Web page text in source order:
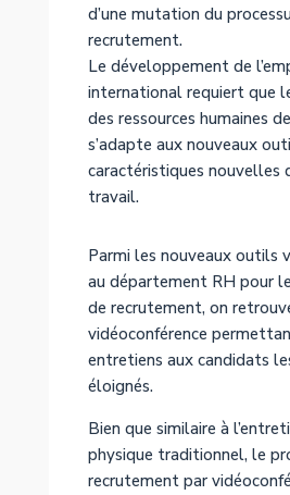
d’une mutation du
recrutement.
Le développement de
international requiert que
des ressources humaines
s’adapte aux nouveaux
caractéristiques nouvelles
travail.
Parmi les nouveaux outils
au département RH pour
de recrutement, on
vidéoconférence
entretiens aux candidats
éloignés.
Bien que similaire à
physique traditionnel, le
recrutement par